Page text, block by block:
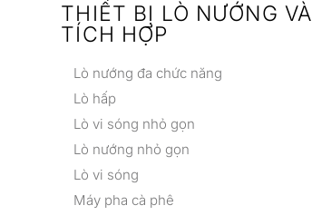
THIẾT BỊ LÒ NƯỚNG VÀ
TÍCH HỢP
Lò nướng đa chức năng
Lò hấp
Lò vi sóng nhỏ gọn
Lò nướng nhỏ gọn
Lò vi sóng
Máy pha cà phê